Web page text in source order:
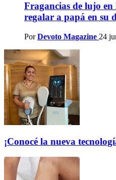
Fragancias de lujo
regalar a papá en su
Por Devoto Magazine 24
¡Conocé la nueva